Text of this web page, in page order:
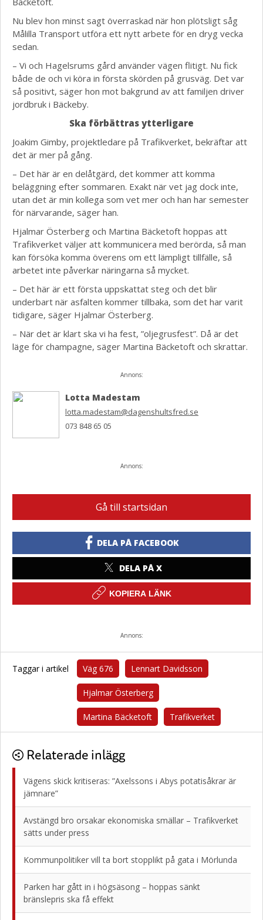
Nu blev hon minst sagt överraskad när hon plötsligt såg
Målilla Transport utföra ett nytt arbete för en dryg vecka
sedan.
– Vi och Hagelsrums gård använder vägen flitigt. Nu fick
både de och vi köra in första skörden på grusväg. Det var
så positivt, säger hon mot bakgrund av att familjen driver
jordbruk i Bäckeby.
Ska förbättras ytterligare
Joakim Gimby, projektledare på Trafikverket, bekräftar att
det är mer på gång.
– Det här är en delåtgärd, det kommer att komma
beläggning efter sommaren. Exakt när vet jag dock inte,
utan det är min kollega som vet mer och han har semester
för närvarande, säger han.
Hjalmar Österberg och Martina Bäcketoft hoppas att
Trafikverket väljer att kommunicera med berörda, så man
kan försöka komma överens om ett lämpligt tillfälle, så
arbetet inte påverkar näringarna så mycket.
– Det här är ett första uppskattat steg och det blir
underbart när asfalten kommer tillbaka, som det har varit
tidigare, säger Hjalmar Österberg.
– När det är klart ska vi ha fest, ”oljegrusfest”. Då är det
läge för champagne, säger Martina Bäcketoft och skrattar.
Annons:
Lotta Madestam
lotta.madestam@dagenshultsfred.se
073 848 65 05
Annons:
Gå till startsidan
DELA PÅ FACEBOOK
DELA PÅ X
KOPIERA LÄNK
Annons:
Taggar i artikel Väg 676 Lennart Davidsson
Hjalmar Österberg
Martina Bäcketoft Trafikverket
Relaterade inlägg
Vägens skick kritiseras: ”Axelssons i Abys potatisåkrar är
jämnare”
Avstängd bro orsakar ekonomiska smällar – Trafikverket
sätts under press
Kommunpolitiker vill ta bort stopplikt på gata i Mörlunda
Parken har gått in i högsäsong – hoppas sänkt
bränslepris ska få effekt